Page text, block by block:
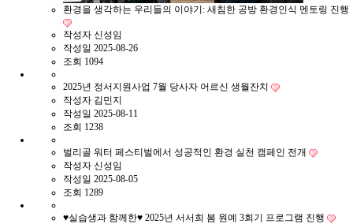
환경을 생각하는 우리들의 이야기: 새침한 공방 환경인식 멘토링 진행
작성자 신성임
작성일 2025-08-26
조회 1094
2025년 정서지원사업 7월 당사자 어르신 생월잔치
작성자 김민지
작성일 2025-08-11
조회 1238
벌리골 워터 페스티벌에서 성공적인 환경 실천 캠페인 전개
작성자 신성임
작성일 2025-08-05
조회 1289
♥실습생과 함께한♥ 2025년 서서희 봄 원예 3회기 프로그램 진행